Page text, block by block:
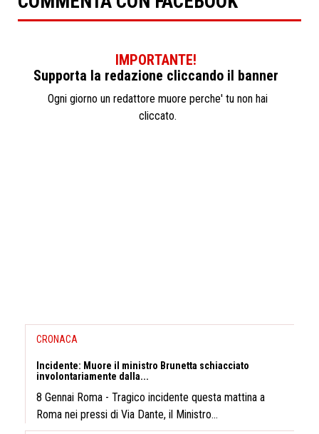
IMPORTANTE!
Supporta la redazione cliccando il banner
Ogni giorno un redattore muore perche' tu non hai
cliccato.
CRONACA
Incidente: Muore il ministro Brunetta schiacciato
involontariamente dalla...
8 Gennai Roma - Tragico incidente questa mattina a
Roma nei pressi di Via Dante, il Ministro...